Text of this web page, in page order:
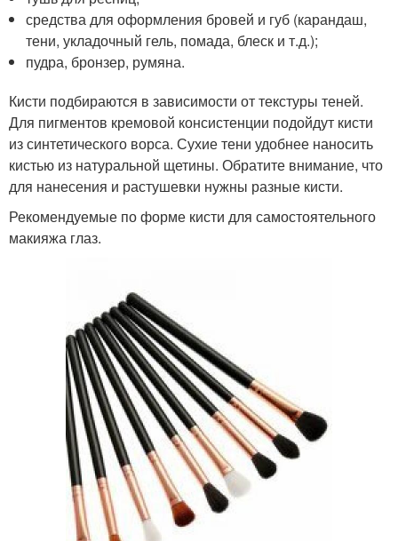
средства для оформления бровей и губ (карандаш,
тени, укладочный гель, помада, блеск и т.д.);
пудра, бронзер, румяна.
Кисти подбираются в зависимости от текстуры теней.
Для пигментов кремовой консистенции подойдут кисти
из синтетического ворса. Сухие тени удобнее наносить
кистью из натуральной щетины. Обратите внимание, что
для нанесения и растушевки нужны разные кисти.
Рекомендуемые по форме кисти для самостоятельного
макияжа глаз.